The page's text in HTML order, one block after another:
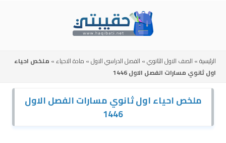
الرئيسية» الصف الاول الثانوي» الفصل الدراسي الاول» مادة الاحياء» ملخص احياء
اول ثانوي مسارات الفصل الاول 1446
ملخص احياء اول ثانوي مسارات الفصل الاول
1446